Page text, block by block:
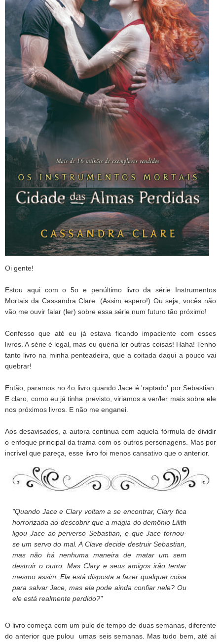
Oi gente!
Estou aqui com o 5o e penúltimo livro da série Instrumentos
Mortais da Cassandra Clare. (Assim espero!) Ou seja, vocês não
vão me ouvir falar (ler) sobre essa série num futuro tão próximo!
Confesso que até eu já estava ficando impaciente com esses
livros. A série é legal, mas eu queria ler outras coisas! Haha! Tenho
tanto livro na minha penteadeira, que a coitada daqui a pouco vai
quebrar!
Então, paramos no 4o livro quando Jace é 'raptado' por Sebastian.
E claro, como eu já tinha previsto, viriamos a ver/ler mais sobre ele
nos próximos livros. E não me enganei.
Aos desavisados, a autora continua com aquela fórmula de dividir
o enfoque principal da trama com os outros personagens. Mas por
incrível que pareça, esse livro foi menos cansativo que o anterior.
"Quando Jace e Clary voltam a se encontrar, Clary fica
horrorizada ao descobrir que a magia do demônio Lilith
ligou Jace ao perverso Sebastian, e que Jace tornou-
se um servo do mal. A Clave decide destruir Sebastian,
mas não há nenhuma maneira de matar um sem
destruir o outro. Mas Clary e seus amigos irão tentar
mesmo assim. Ela está disposta a fazer qualquer coisa
para salvar Jace, mas ela pode ainda confiar nele? Ou
ele está realmente perdido?"
O livro começa com um pulo de tempo de duas semanas, diferente
do anterior que pulou umas seis semanas. Mas tudo bem, até aí